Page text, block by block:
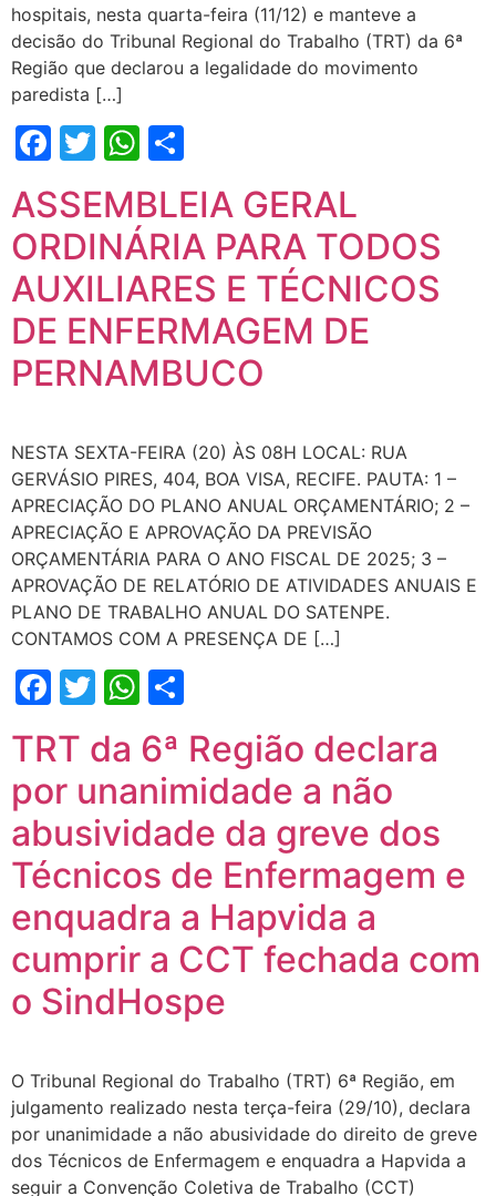
hospitais, nesta quarta-feira (11/12) e manteve a
decisão do Tribunal Regional do Trabalho (TRT) da 6ª
Região que declarou a legalidade do movimento
paredista […]
Facebook
TwitterWhatsApp
ASSEMBLEIA GERAL
ORDINÁRIA PARA TODOS
AUXILIARES E TÉCNICOS
DE ENFERMAGEM DE
PERNAMBUCO
NESTA SEXTA-FEIRA (20) ÀS 08H LOCAL: RUA
GERVÁSIO PIRES, 404, BOA VISA, RECIFE. PAUTA: 1 –
APRECIAÇÃO DO PLANO ANUAL ORÇAMENTÁRIO; 2 –
APRECIAÇÃO E APROVAÇÃO DA PREVISÃO
ORÇAMENTÁRIA PARA O ANO FISCAL DE 2025; 3 –
APROVAÇÃO DE RELATÓRIO DE ATIVIDADES ANUAIS E
PLANO DE TRABALHO ANUAL DO SATENPE.
CONTAMOS COM A PRESENÇA DE […]
Facebook
TwitterWhatsApp
TRT da 6ª Região declara
por unanimidade a não
abusividade da greve dos
Técnicos de Enfermagem e
enquadra a Hapvida a
cumprir a CCT fechada com
o SindHospe
O Tribunal Regional do Trabalho (TRT) 6ª Região, em
julgamento realizado nesta terça-feira (29/10), declara
por unanimidade a não abusividade do direito de greve
dos Técnicos de Enfermagem e enquadra a Hapvida a
seguir a Convenção Coletiva de Trabalho (CCT)